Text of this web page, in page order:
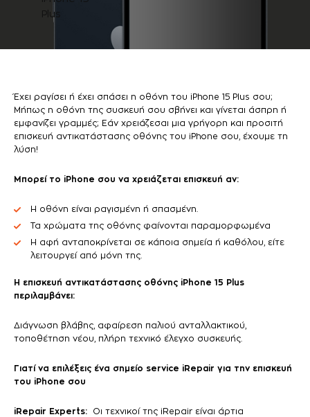
Έχει ραγίσει ή έχει σπάσει η οθόνη του iPhone 15 Plus σου;
Μήπως η οθόνη της συσκευή σου σβήνει και γίνεται άσπρη ή
εμφανίζει γραμμές; Εάν χρειάζεσαι μια γρήγορη και προσιτή
επισκευή αντικατάστασης οθόνης του iPhone σου, έχουμε τη
λύση!
Μπορεί το iPhone σου να χρειάζεται επισκευή αν:
Η οθόνη είναι ραγισμένη ή σπασμένη.
Τα χρώματα της οθόνης φαίνονται παραμορφωμένα
Η αφή ανταποκρίνεται σε κάποια σημεία ή καθόλου, είτε
λειτουργεί από μόνη της.
Η επισκευή αντικατάστασης οθόνης iPhone 15 Plus
περιλαμβάνει:
Διάγνωση βλάβης, αφαίρεση παλιού ανταλλακτικού,
τοποθέτηση νέου, πλήρη τεχνικό έλεγχο συσκευής.
Γιατί να επιλέξεις ένα σημείο service iRepair για την επισκευή
του iPhone σου
iRepair Experts:
Οι τεχνικοί της iRepair είναι άρτια